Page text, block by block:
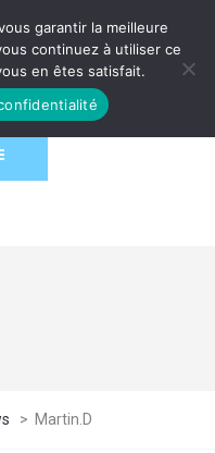
> Martin.D
garantir la meilleure
continuez à utiliser ce
en êtes satisfait.